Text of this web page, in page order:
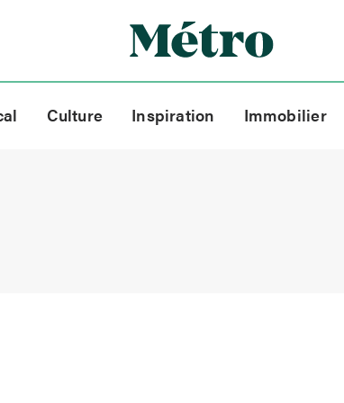
Culture Inspiration Immobilier